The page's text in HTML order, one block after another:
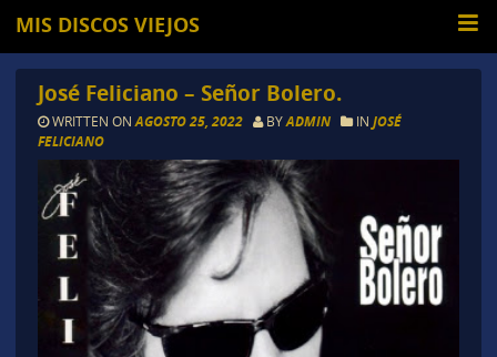
MIS DISCOS VIEJOS
José Feliciano – Señor Bolero.
WRITTEN ON AGOSTO 25, 2022 BYADMIN IN JOSÉ
FELICIANO